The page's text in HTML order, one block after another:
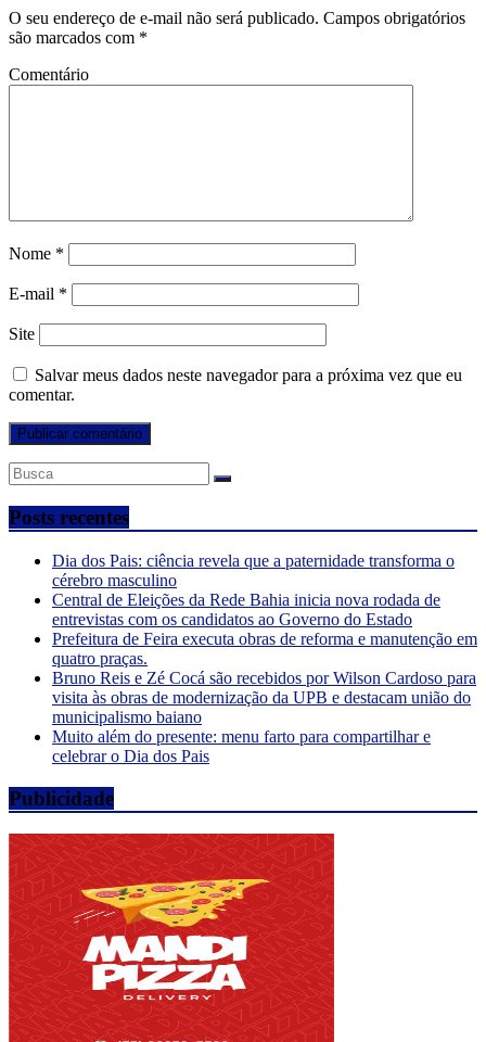
O seu endereço de e-mail não será publicado. Campos obrigatórios
são marcados com *
Comentário
Nome *
E-mail *
Site
Salvar meus dados neste navegador para a próxima vez que eu
comentar.
Posts recentes
Dia dos Pais: ciência revela que a paternidade transforma o
cérebro masculino
Central de Eleições da Rede Bahia inicia nova rodada de
entrevistas com os candidatos ao Governo do Estado
Prefeitura de Feira executa obras de reforma e manutenção em
quatro praças.
Bruno Reis e Zé Cocá são recebidos por Wilson Cardoso para
visita às obras de modernização da UPB e destacam união do
municipalismo baiano
Muito além do presente: menu farto para compartilhar e
celebrar o Dia dos Pais
Publicidade